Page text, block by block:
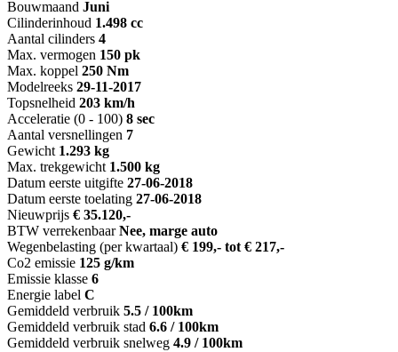
Bouwmaand Juni
Cilinderinhoud 1.498 cc
Aantal cilinders 4
Max. vermogen 150 pk
Max. koppel 250 Nm
Modelreeks 29-11-2017
Topsnelheid 203 km/h
Acceleratie (0 - 100) 8 sec
Aantal versnellingen 7
Gewicht 1.293 kg
Max. trekgewicht 1.500 kg
Datum eerste uitgifte 27-06-2018
Datum eerste toelating 27-06-2018
Nieuwprijs € 35.120,-
BTW verrekenbaar Nee, marge auto
Wegenbelasting (per kwartaal) € 199,- tot € 217,-
Co2 emissie 125 g/km
Emissie klasse 6
Energie label C
Gemiddeld verbruik 5.5 / 100km
Gemiddeld verbruik stad 6.6 / 100km
Gemiddeld verbruik snelweg 4.9 / 100km